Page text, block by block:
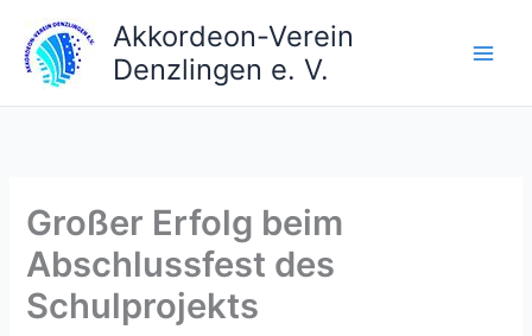
Inhalt
springen
Akkordeon-Verein
Denzlingen e. V.
Großer Erfolg beim
Abschlussfest des
Schulprojekts